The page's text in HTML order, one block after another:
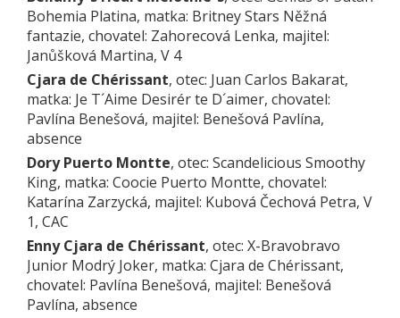
Bohemia Platina, matka: Britney Stars Něžná
fantazie, chovatel: Zahorecová Lenka, majitel:
Janůšková Martina, V 4
Cjara de Chérissant, otec: Juan Carlos Bakarat,
matka: Je T´Aime Desirér te D´aimer, chovatel:
Pavlína Benešová, majitel: Benešová Pavlína,
absence
Dory Puerto Montte, otec: Scandelicious Smoothy
King, matka: Coocie Puerto Montte, chovatel:
Katarína Zarzycká, majitel: Kubová Čechová Petra, V
1, CAC
Enny Cjara de Chérissant, otec: X-Bravobravo
Junior Modrý Joker, matka: Cjara de Chérissant,
chovatel: Pavlína Benešová, majitel: Benešová
Pavlína, absence